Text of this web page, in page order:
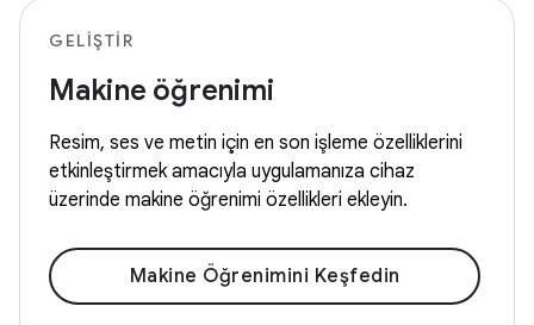
GELIŞTIR
Makine öğrenimi
Resim, ses ve metin için en son işleme özelliklerini
etkinleştirmek amacıyla uygulamanıza cihaz
üzerinde makine öğrenimi özellikleri ekleyin.
Makine Öğrenimini Keşfedin